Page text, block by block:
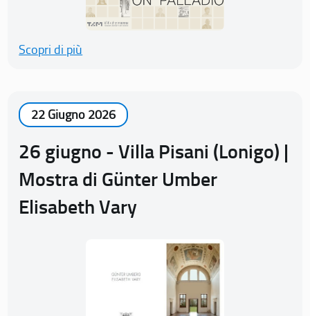
Scopri di più
22 Giugno 2026
26 giugno - Villa Pisani (Lonigo) |
Mostra di Günter Umber
Elisabeth Vary